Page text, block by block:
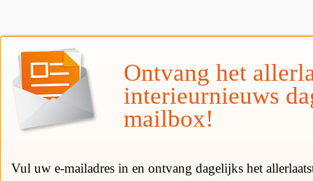
Ontvang het
interieurnieuws
mailbox!
Vul uw e-mailadres in en ontvang dagelijks het